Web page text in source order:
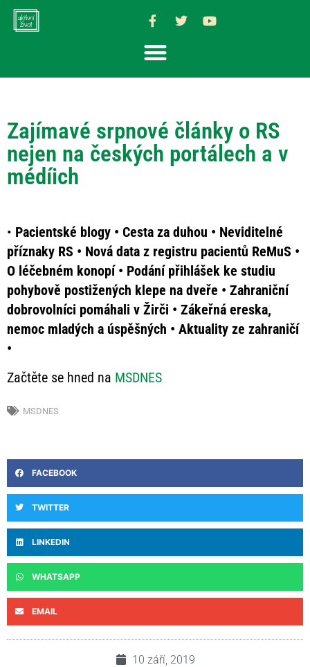
Zajímavé srpnové články o RS
nejen na českých portálech a v
médíich
• Pacientské blogy • Cesta za duhou • Neviditelné
příznaky RS • Nová data z registru pacientů ReMuS •
O léčebném konopí • Podání přihlášek ke studiu
pohybově postižených klepe na dveře • Zahraniční
dobrovolníci pomáhali v Žirči • Zákeřná ereska,
nemoc mladých a úspěšných • Aktuality ze zahraničí
•
Začtěte se hned na MSDNES
MSDNES
FACEBOOK
TWITTER
LINKEDIN
WHATSAPP
EMAIL
10 září, 2019